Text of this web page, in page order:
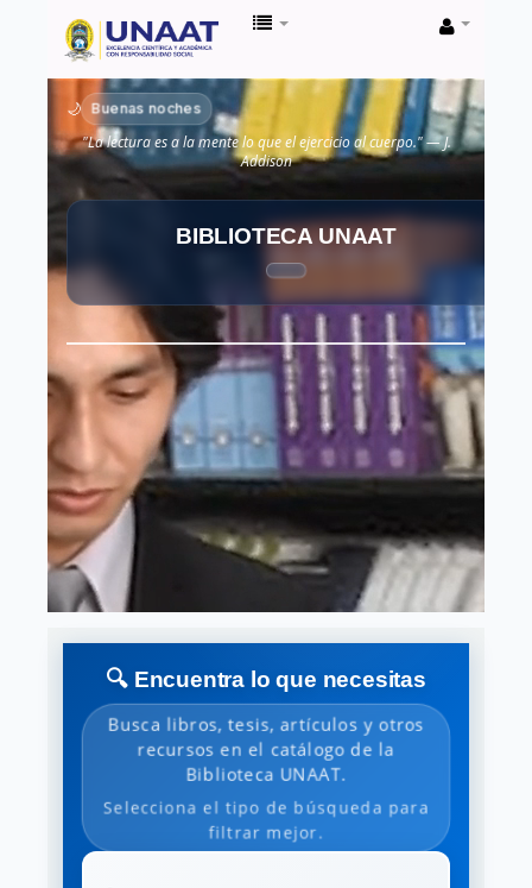
Biblioteca
Unaat
🌙 Buenas noches
"La lectura es a la mente lo que el ejercicio al cuerpo." — J.
Addison
BIBLIOTECA UNAAT
🔍 Encuentra lo que necesitas
Busca libros, tesis, artículos y otros
recursos en el catálogo de la
Biblioteca UNAAT.
Selecciona el tipo de búsqueda para
filtrar mejor.